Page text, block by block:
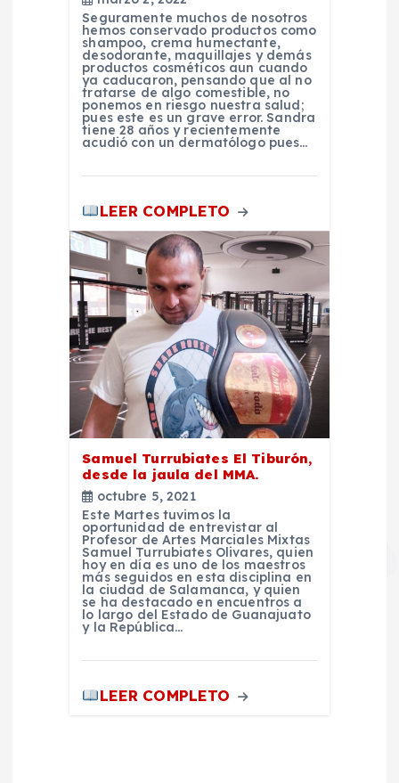
Seguramente muchos de nosotros
hemos conservado productos como
shampoo, crema humectante,
desodorante, maquillajes y demás
productos cosméticos aun cuando
ya caducaron, pensando que al no
tratarse de algo comestible, no
ponemos en riesgo nuestra salud;
pues este es un grave error. Sandra
tiene 28 años y recientemente
acudió con un dermatólogo pues…
LEER COMPLETO
Samuel Turrubiates El Tiburón,
desde la jaula del MMA.
octubre 5, 2021
Este Martes tuvimos la
oportunidad de entrevistar al
Profesor de Artes Marciales Mixtas
Samuel Turrubiates Olivares, quien
hoy en día es uno de los maestros
más seguidos en esta disciplina en
la ciudad de Salamanca, y quien
se ha destacado en encuentros a
lo largo del Estado de Guanajuato
y la República…
LEER COMPLETO